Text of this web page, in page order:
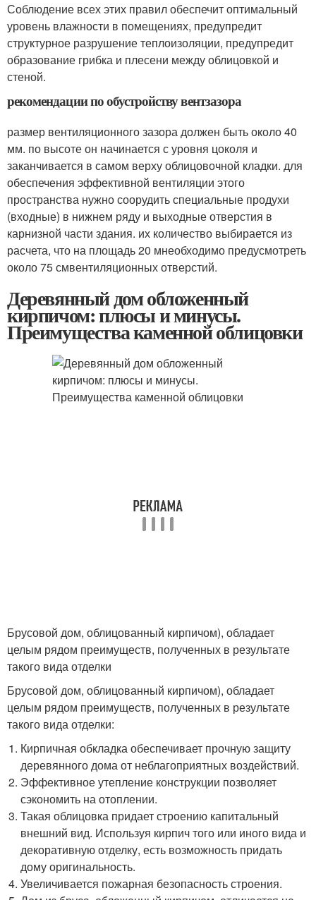
Соблюдение всех этих правил обеспечит оптимальный
уровень влажности в помещениях, предупредит
структурное разрушение теплоизоляции, предупредит
образование грибка и плесени между облицовкой и
стеной.
рекомендации по обустройству вентзазора
размер вентиляционного зазора должен быть около 40
мм. по высоте он начинается с уровня цоколя и
заканчивается в самом верху облицовочной кладки. для
обеспечения эффективной вентиляции этого
пространства нужно соорудить специальные продухи
(входные) в нижнем ряду и выходные отверстия в
карнизной части здания. их количество выбирается из
расчета, что на площадь 20 мнеобходимо предусмотреть
около 75 смвентиляционных отверстий.
Деревянный дом обложенный
кирпичом: плюсы и минусы.
Преимущества каменной облицовки
Брусовой дом, облицованный кирпичом), обладает
целым рядом преимуществ, полученных в результате
такого вида отделки
Брусовой дом, облицованный кирпичом), обладает
целым рядом преимуществ, полученных в результате
такого вида отделки:
Кирпичная обкладка обеспечивает прочную защиту
деревянного дома от неблагоприятных воздействий.
Эффективное утепление конструкции позволяет
сэкономить на отоплении.
Такая облицовка придает строению капитальный
внешний вид. Используя кирпич того или иного вида и
декоративную отделку, есть возможность придать
дому оригинальность.
Увеличивается пожарная безопасность строения.